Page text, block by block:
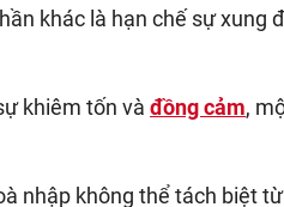
khác là hạn chế sự xung
khiêm tốn và đồng cảm,
nhập không thể tách biệt